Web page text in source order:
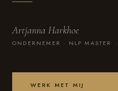
Artjanna Harkhoe
ONDERNEMER · NLP MASTER
WERK MET MIJ